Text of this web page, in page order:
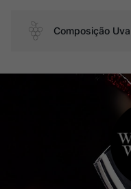
Composição Uva